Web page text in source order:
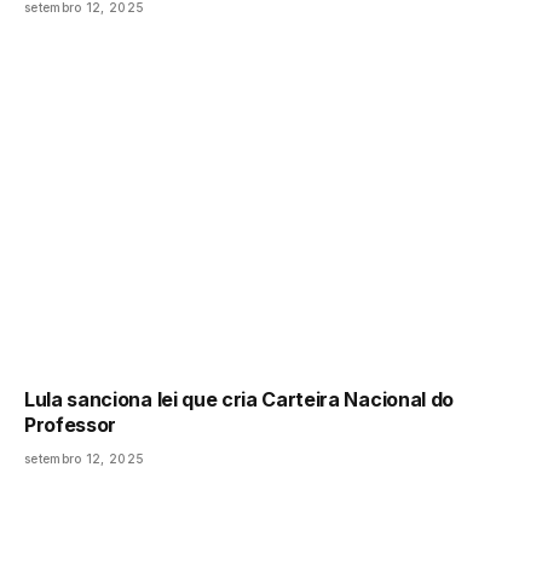
setembro 12, 2025
Lula sanciona lei que cria Carteira Nacional do
Professor
setembro 12, 2025